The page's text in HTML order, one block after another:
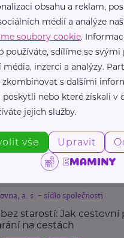
a. s. - sídlo společnosti
a pojištění: Jak
Bezpečnost Cestování Pojištění
a. s. - sídlo společnosti
starostí: Jak
na cestách
obsahu a reklam,
médií a analýze
soubory cookie.
používáte, sdílíme se
média, inzerci a analýzy.
zkombinovat s dalšími
nebo které získali v
jejich služby.
vše Upravit